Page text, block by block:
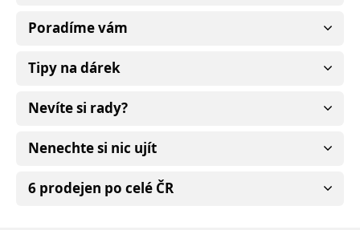
Poradíme vám
Tipy na dárek
Nevíte si rady?
Nenechte si nic ujít
6 prodejen po celé ČR